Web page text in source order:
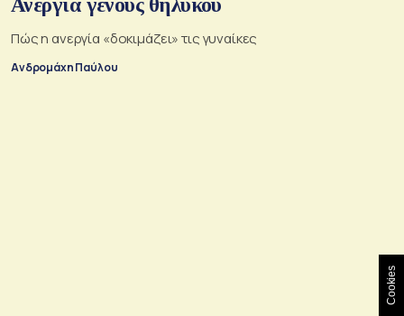
Ανεργία γένους θηλυκού
Πώς η ανεργία «δοκιμάζει» τις γυναίκες
Ανδρομάχη Παύλου
Cookies